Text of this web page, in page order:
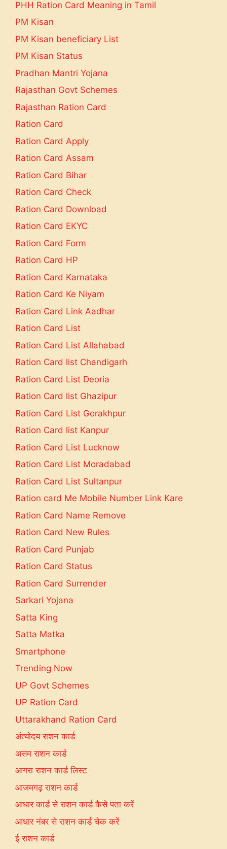
PHH Ration Card Meaning in Tamil
PM Kisan
PM Kisan beneficiary List
PM Kisan Status
Pradhan Mantri Yojana
Rajasthan Govt Schemes
Rajasthan Ration Card
Ration Card
Ration Card Apply
Ration Card Assam
Ration Card Bihar
Ration Card Check
Ration Card Download
Ration Card EKYC
Ration Card Form
Ration Card HP
Ration Card Karnataka
Ration Card Ke Niyam
Ration Card Link Aadhar
Ration Card List
Ration Card List Allahabad
Ration Card list Chandigarh
Ration Card List Deoria
Ration Card list Ghazipur
Ration Card List Gorakhpur
Ration Card list Kanpur
Ration Card List Lucknow
Ration Card List Moradabad
Ration Card List Sultanpur
Ration card Me Mobile Number Link Kare
Ration Card Name Remove
Ration Card New Rules
Ration Card Punjab
Ration Card Status
Ration Card Surrender
Sarkari Yojana
Satta King
Satta Matka
Smartphone
Trending Now
UP Govt Schemes
UP Ration Card
Uttarakhand Ration Card
अंत्योदय राशन कार्ड
असम राशन कार्ड
आगरा राशन कार्ड लिस्ट
आजमगढ़ राशन कार्ड
आधार कार्ड से राशन कार्ड कैसे पता करें
आधार नंबर से राशन कार्ड चेक करें
ई राशन कार्ड